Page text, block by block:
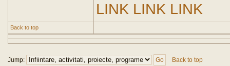
LINK LINK LINK
Back to top
Jump: Back to top